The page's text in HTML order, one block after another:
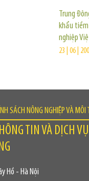
Trung
khẩu tiềm
nghiệp
23 | 06 |
SÁCH NÔNG NGHIỆP VÀ MÔI
TIN VÀ DỊCH
Hồ - Hà Nội